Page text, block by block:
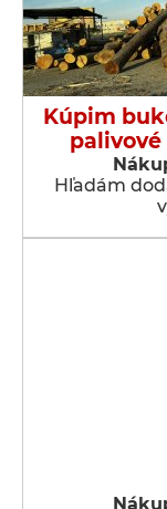
Kúpim
palivové
Hľadám